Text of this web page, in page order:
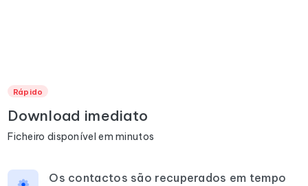
Rápido
Download imediato
Ficheiro disponível em minutos
Os contactos são recuperados em tempo